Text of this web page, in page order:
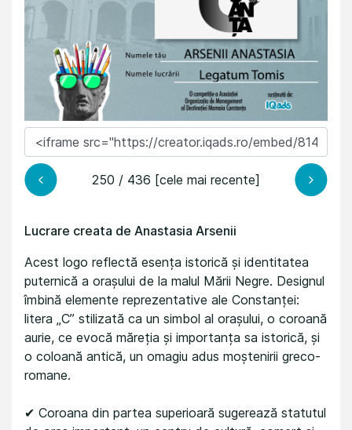
250 / 436 [cele mai recente]
Lucrare creata de Anastasia Arsenii
Acest logo reflectă esența istorică și identitatea
puternică a orașului de la malul Mării Negre. Designul
îmbină elemente reprezentative ale Constanței:
litera „C” stilizată ca un simbol al orașului, o coroană
aurie, ce evocă măreția și importanța sa istorică, și
o coloană antică, un omagiu adus moștenirii greco-
romane.
✔ Coroana din partea superioară sugerează statutul